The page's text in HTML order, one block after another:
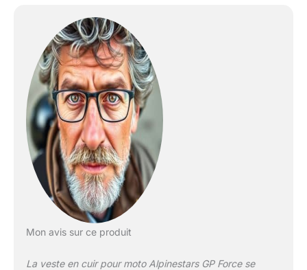
Mon avis sur ce produit
La veste en cuir pour moto Alpinestars GP Force se